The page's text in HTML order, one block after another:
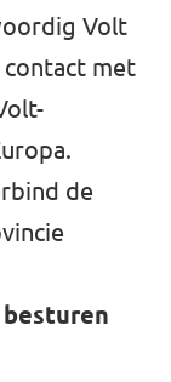
Volt
contact met
de